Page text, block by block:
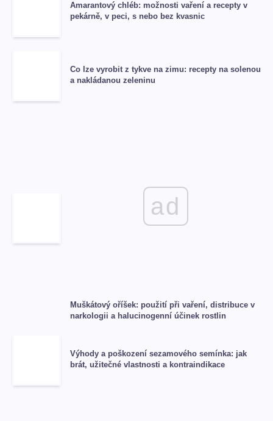
Amarantový chléb: možnosti vaření a recepty v
pekárně, v peci, s nebo bez kvasnic
Co lze vyrobit z tykve na zimu: recepty na solenou
a nakládanou zeleninu
ad
Muškátový oříšek: použití při vaření, distribuce v
narkologii a halucinogenní účinek rostlin
Výhody a poškození sezamového semínka: jak
brát, užitečné vlastnosti a kontraindikace